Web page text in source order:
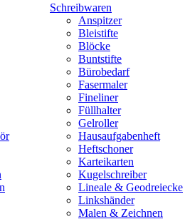
Schreibwaren
Anspitzer
Bleistifte
Blöcke
Buntstifte
Bürobedarf
Fasermaler
Fineliner
Füllhalter
Gelroller
Hausaufgabenheft
Heftschoner
Karteikarten
Kugelschreiber
Lineale & Geodreiecke
Linkshänder
Malen & Zeichnen